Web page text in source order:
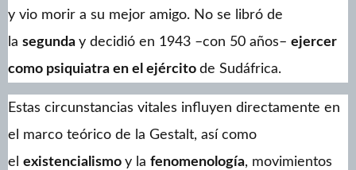
y vio morir a su mejor amigo. No se libró de
la segunda y decidió en 1943 –con 50 años– ejercer
como psiquiatra en el ejército de Sudáfrica.
Estas circunstancias vitales influyen directamente en
el marco teórico de la Gestalt, así como
el existencialismo y la fenomenología, movimientos